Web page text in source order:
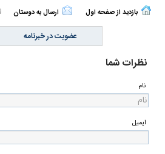
بازدید از صفحه اول ارسال به دوستان
عضویت در خبرنامه
نظرات شما
نام
ایمیل